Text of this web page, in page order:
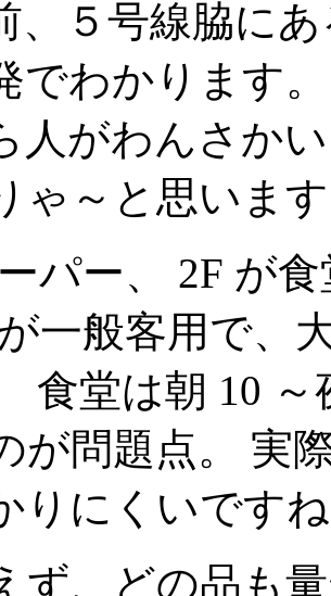
、５号線脇に
でわかります
人がわんさか
ゃ～と思いま
パー、 2F が
一般客用で、
食堂は朝 10
が問題点。 実
りにくいです
ず、どの品も